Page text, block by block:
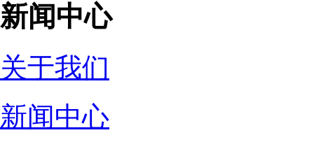
新闻中心
关于我们
新闻中心